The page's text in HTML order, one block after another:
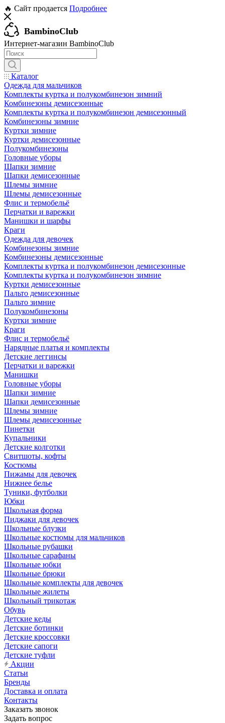
🔥 Сайт продается Подробнее
BambinoClub
Интернет-магазин BambinoClub
Каталог
Одежда для мальчиков
Комплекты куртка и полукомбинезон зимний
Комбинезоны демисезонные
Комплекты куртка и полукомбинезон демисезонный
Комбинезоны зимние
Куртки зимние
Куртки демисезонные
Полукомбинезоны
Головные уборы
Шапки зимние
Шапки демисезонные
Шлемы зимние
Шлемы демисезонные
Флис и термобельё
Перчатки и варежки
Манишки и шарфы
Краги
Одежда для девочек
Комбинезоны зимние
Комбинезоны демисезонные
Комплекты куртка и полукомбинезон демисезонные
Комплекты куртка и полукомбинезон зимние
Куртки демисезонные
Пальто демисезонные
Пальто зимние
Полукомбинезоны
Куртки зимние
Краги
Флис и термобельё
Нарядные платья и комплекты
Детские леггинсы
Перчатки и варежки
Манишки
Головные уборы
Шапки зимние
Шапки демисезонные
Шлемы зимние
Шлемы демисезонные
Пинетки
Купальники
Детские колготки
Свитшоты, кофты
Костюмы
Пижамы для девочек
Нижнее белье
Туники, футболки
Юбки
Школьная форма
Пиджаки для девочек
Школьные блузки
Школьные костюмы для мальчиков
Школьные рубашки
Школьные сарафаны
Школьные юбки
Школьные брюки
Школьные комплекты для девочек
Школьные жилеты
Школьный трикотаж
Обувь
Детские кеды
Детские ботинки
Детские кроссовки
Детские сапоги
Детские туфли
Акции
Статьи
Бренды
Доставка и оплата
Контакты
Заказать звонок
Задать вопрос